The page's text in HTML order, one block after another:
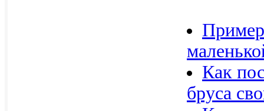
Как
бруса